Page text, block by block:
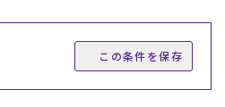
この条件を保存